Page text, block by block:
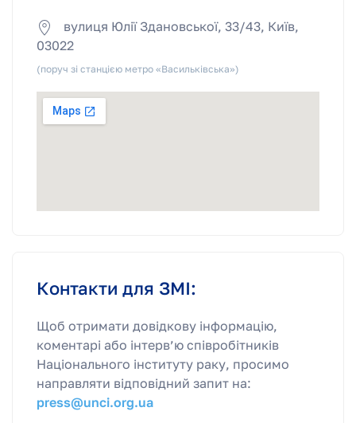
вулиця Юлії Здановської, 33/43, Київ,
03022
(поруч зі станцією метро «Васильківська»)
Контакти для ЗМІ:
Щоб отримати довідкову інформацію,
коментарі або інтерв’ю співробітників
Національного інституту раку, просимо
направляти відповідний запит на:
press@unci.org.ua